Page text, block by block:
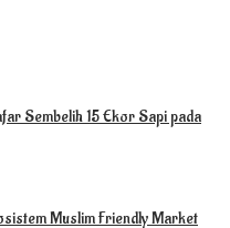
Sembelih 15 Ekor Sapi pada
Muslim Friendly Market